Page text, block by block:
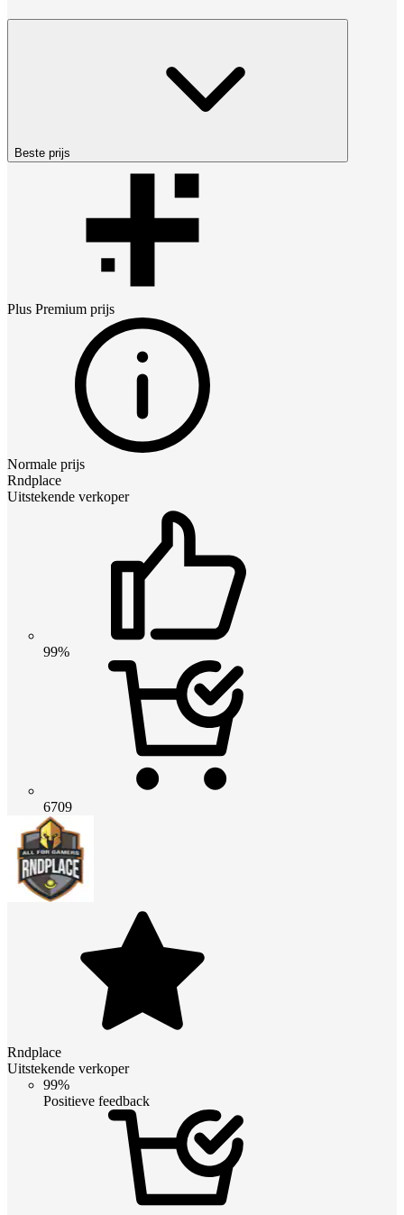
Beste prijs
Plus Premium prijs
Normale prijs
Rndplace
Uitstekende verkoper
99%
6709
Rndplace
Uitstekende verkoper
99%
Positieve feedback